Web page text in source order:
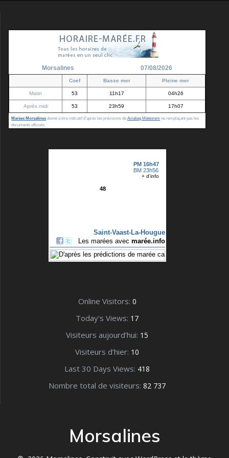
Morsalines 07/08/2026
Coef Basse mer Pleine mer
Matin 53 11h17 04h26
Après midi 53 23h59 17h07
Marées Morsalines donné à titre indicatif d'après les prévisions de Aviabag Météorem ne remplaçant pas les
documents officiels.
Online Visitors: 0
Today's Views: 17
Visiteurs aujourd’hui: 15
Visiteurs d’hier: 10
Last 30 Days Views: 418
Nombre total de visiteurs: 82 737
Morsalines